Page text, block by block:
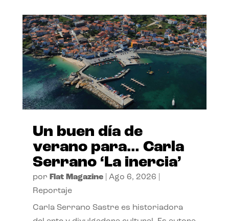
Un buen día de
verano para… Carla
Serrano ‘La inercia’
por Flat Magazine| Ago 6, 2026
Reportaje
Carla Serrano Sastre es historiadora